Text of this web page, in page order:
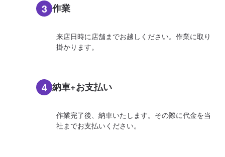
3 作業
来店日時に店舗までお越しください。作業に取り
掛かります。
4 納車+お支払い
作業完了後、納車いたします。その際に代金を当
社までお支払いください。